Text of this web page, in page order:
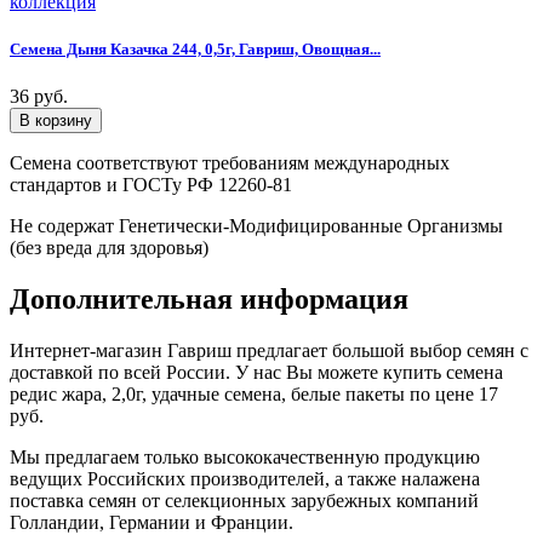
Семена Дыня Казачка 244, 0,5г, Гавриш, Овощная...
36 руб.
Семена соответствуют требованиям международных
стандартов и ГОСТу РФ 12260-81
Не содержат Генетически-Модифицированные Организмы
(без вреда для здоровья)
Дополнительная информация
Интернет-магазин Гавриш предлагает большой выбор семян с
доставкой по всей России. У нас Вы можете купить семена
редис жара, 2,0г, удачные семена, белые пакеты по цене 17
руб.
Мы предлагаем только высококачественную продукцию
ведущих Российских производителей, а также налажена
поставка семян от селекционных зарубежных компаний
Голландии, Германии и Франции.